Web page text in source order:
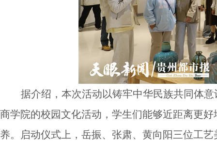
据介绍，本次活动以铸牢中华民族共同体
商学院的校园文化活动，学生们能够近距离更
养。启动仪式上，岳振、张肃、黄向阳三位工